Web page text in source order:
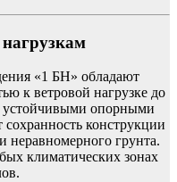
«1 БН» обладают
к ветровой нагрузке до
устойчивыми опорными
конструкции
неравномерного грунта.
климатических зонах